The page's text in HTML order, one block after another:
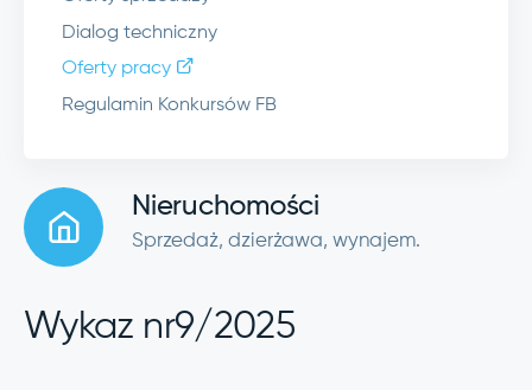
Dialog techniczny
Oferty pracy
Regulamin Konkursów FB
Nieruchomości
Sprzedaż, dzierżawa, wynajem.
Wykaz nr9/2025